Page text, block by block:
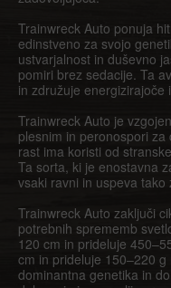
Trainwreck Auto ponuja
edinstveno za svojo
ustvarjalnost in duševno
pomiri brez sedacije. Ta
in združuje energizirajoče
Trainwreck Auto je
plesnim in peronospori
rast ima koristi od
Ta sorta, ki je enostavna
vsaki ravni in uspeva tako
Trainwreck Auto zaključi
potrebnih sprememb
120 cm in prideluje
cm in prideluje 150–220
dominantna genetika in